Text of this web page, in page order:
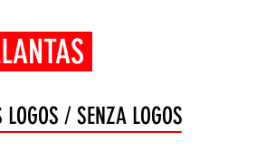
/ SENZA LOGOS